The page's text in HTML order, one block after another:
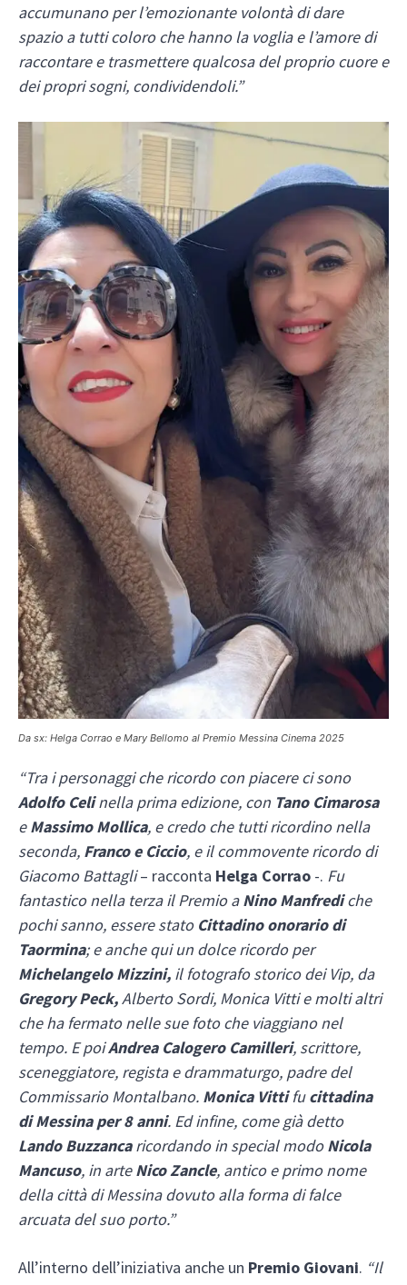
accumunano per l’emozionante volontà di dare
spazio a tutti coloro che hanno la voglia e l’amore di
raccontare e trasmettere qualcosa del proprio cuore e
dei propri sogni, condividendoli.”
Da sx: Helga Corrao e Mary Bellomo al Premio Messina Cinema 2025
“Tra i personaggi che ricordo con piacere ci sono
Adolfo Celinella prima edizione, con Tano Cimarosa
eMassimo Mollica, e credo che tutti ricordino nella
seconda, Franco e Ciccio, e il commovente ricordo di
Giacomo Battagli– racconta Helga Corrao -. Fu
fantastico nella terza il Premio aNino Manfrediche
pochi sanno, essere stato Cittadino onorario di
Taormina; e anche qui un dolce ricordo per
Michelangelo Mizzini, il fotografo storico dei Vip, da
Gregory Peck, Alberto Sordi, Monica Vitti e molti altri
che ha fermato nelle sue foto che viaggiano nel
tempo. E poiAndrea Calogero Camilleri, scrittore,
sceneggiatore, regista e drammaturgo, padre del
Commissario Montalbano. Monica Vittifucittadina
di Messina per 8 anni. Ed infine, come già detto
Lando Buzzancaricordando in special modoNicola
Mancuso, in arteNico Zancle, antico e primo nome
della città di Messina dovuto alla forma di falce
arcuata del suo porto.”
All’interno dell’iniziativa anche un Premio Giovani. “Il